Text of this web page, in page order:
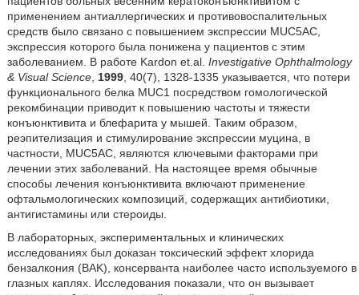
применением антиаллергических и противовоспалительных
средств было связано с повышением экспрессии MUC5AC,
экспрессия которого была понижена у пациентов с этим
заболеванием. В работе Kardon et.al. Investigative Ophthalmology
& Visual Science, 1999, 40(7), 1328-1335 указывается, что потери
функционального белка MUC1 посредством гомологической
рекомбинации приводит к повышению частоты и тяжести
конъюнктивита и блефарита у мышей. Таким образом,
реэпителизация и стимулирование экспрессии муцина, в
частности, MUC5AC, являются ключевыми факторами при
лечении этих заболеваний. На настоящее время обычные
способы лечения конъюнктивита включают применение
офтальмологических композиций, содержащих антибиотики,
антигистамины или стероиды.
В лабораторных, экспериментальных и клинических
исследованиях был доказан токсический эффект хлорида
бензалкония (BAK), консерванта наиболее часто используемого в
глазных каплях. Исследования показали, что он вызывает